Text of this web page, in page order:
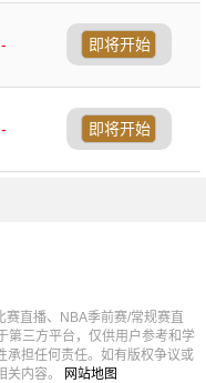
-
即将开始
-
即将开始
直播、NBA季前赛/常规赛直
第三方平台，仅供用户参考和学
承担任何责任。如有版权争议或
关内容。
网站地图